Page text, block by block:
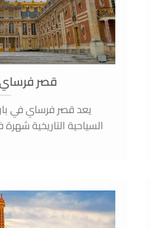
قصر
يعد قصر فرساي في
السياحية التاريخية